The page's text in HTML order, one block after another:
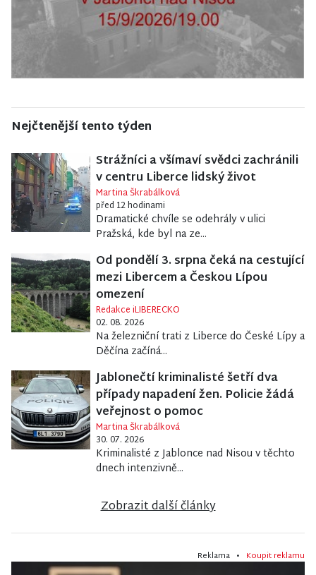
Nejčtenější tento týden
Strážníci a všímaví svědci zachránili
v centru Liberce lidský život
Martina Škrabálková
před 12 hodinami
Dramatické chvíle se odehrály v ulici
Pražská, kde byl na ze...
Od pondělí 3. srpna čeká na cestující
mezi Libercem a Českou Lípou
omezení
Redakce iLIBERECKO
02. 08. 2026
Na železniční trati z Liberce do České Lípy a
Děčína začíná...
Jablonečtí kriminalisté šetří dva
případy napadení žen. Policie žádá
veřejnost o pomoc
Martina Škrabálková
30. 07. 2026
Kriminalisté z Jablonce nad Nisou v těchto
dnech intenzivně...
Zobrazit další články
Reklama • Koupit reklamu